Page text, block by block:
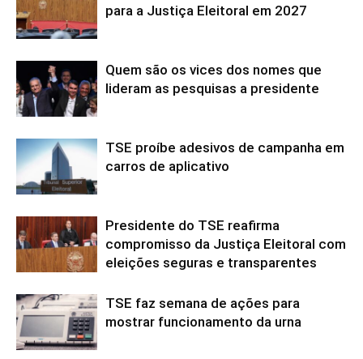
para a Justiça Eleitoral em 2027
Quem são os vices dos nomes que
lideram as pesquisas a presidente
TSE proíbe adesivos de campanha em
carros de aplicativo
Presidente do TSE reafirma
compromisso da Justiça Eleitoral com
eleições seguras e transparentes
TSE faz semana de ações para
mostrar funcionamento da urna